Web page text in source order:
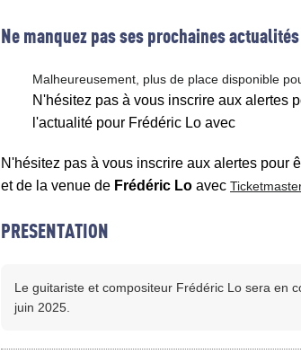
Ne manquez pas ses prochaines
Malheureusement, plus de place disponible
N'hésitez pas à vous inscrire aux alertes
l'actualité pour Frédéric Lo avec
N'hésitez pas à vous inscrire aux alertes pour
et de la venue de Frédéric Lo avec
PRESENTATION
Le guitariste et compositeur Frédéric Lo sera en
juin 2025.